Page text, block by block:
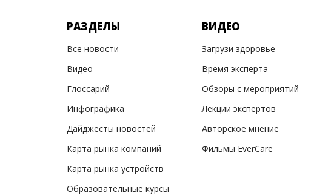
РАЗДЕЛЫ
Все новости
Видео
Глоссарий
Инфографика
Дайджесты новостей
Карта рынка компаний
Карта рынка устройств
Образовательные курсы
ВИДЕО
Загрузи здоровье
Время эксперта
Обзоры с мероприятий
Лекции экспертов
Авторское мнение
Фильмы EverCare